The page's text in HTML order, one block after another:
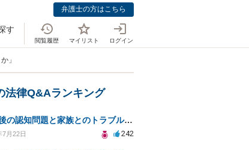
弁護士の方はこちら
す
閲覧履歴 マイリスト ログイン
」
法律Q&Aランキング
妊娠後の認知問題と家族とのトラブル解決策を求めて
7月22日 242